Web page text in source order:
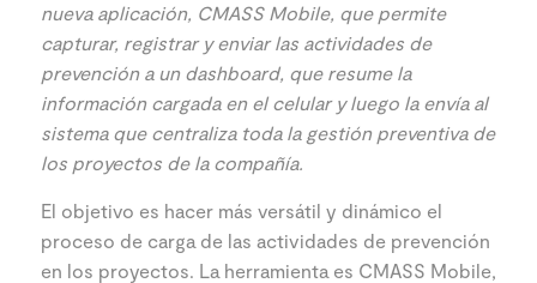
nueva aplicación, CMASS Mobile, que permite
capturar, registrar y enviar las actividades de
prevención a un dashboard, que resume la
información cargada en el celular y luego la envía al
sistema que centraliza toda la gestión preventiva de
los proyectos de la compañía.
El objetivo es hacer más versátil y dinámico el
proceso de carga de las actividades de prevención
en los proyectos. La herramienta es CMASS Mobile,